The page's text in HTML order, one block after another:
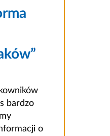
bardzo
o